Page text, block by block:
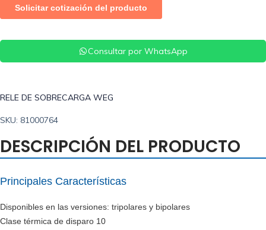
Consultar por WhatsApp
RELE DE SOBRECARGA WEG
SKU: 81000764
DESCRIPCIÓN DEL PRODUCTO
Principales Características
Disponibles en las versiones: tripolares y bipolares
Clase térmica de disparo 10